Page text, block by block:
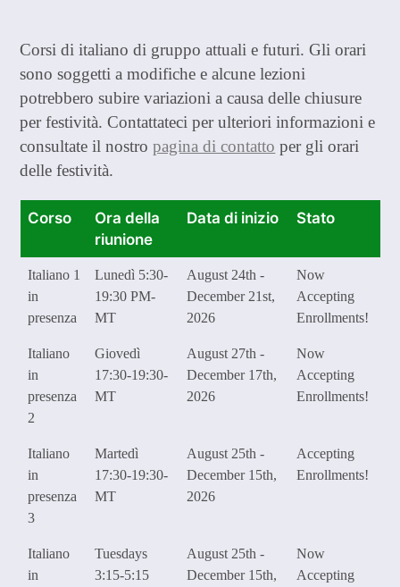
Corsi di italiano di gruppo attuali e futuri. Gli orari
sono soggetti a modifiche e alcune lezioni
potrebbero subire variazioni a causa delle chiusure
per festività. Contattateci per ulteriori informazioni e
consultate il nostropagina di contatto per gli orari
delle festività.
Corso
Ora della
riunione
Data di inizio Stato
Italiano 1
in
presenza
Lunedì 5:30-
19:30 PM-
MT
August 24th -
December 21st,
2026
Now
Accepting
Enrollments!
Italiano
in
presenza
2
Giovedì
17:30-19:30-
MT
August 27th -
December 17th,
2026
Now
Accepting
Enrollments!
Italiano
in
presenza
3
Martedì
17:30-19:30-
MT
August 25th -
December 15th,
2026
Accepting
Enrollments!
Italiano
in
Tuesdays
3:15-5:15
August 25th -
December 15th,
Now
Accepting